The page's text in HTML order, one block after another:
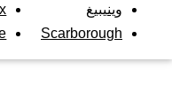
وينيبيغ
Scarborough